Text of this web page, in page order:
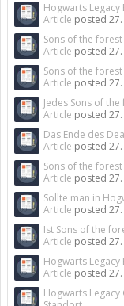
Hogwarts
Article posted
Sons of the
Article posted
Sons of the
Article posted
Jedes Sons of
Article posted
Das Ende des
Article posted
Sons of the
Article posted
Sollte man in
Article posted
Ist Sons of the
Article posted
Hogwarts Legacy
Article posted
Hogwarts